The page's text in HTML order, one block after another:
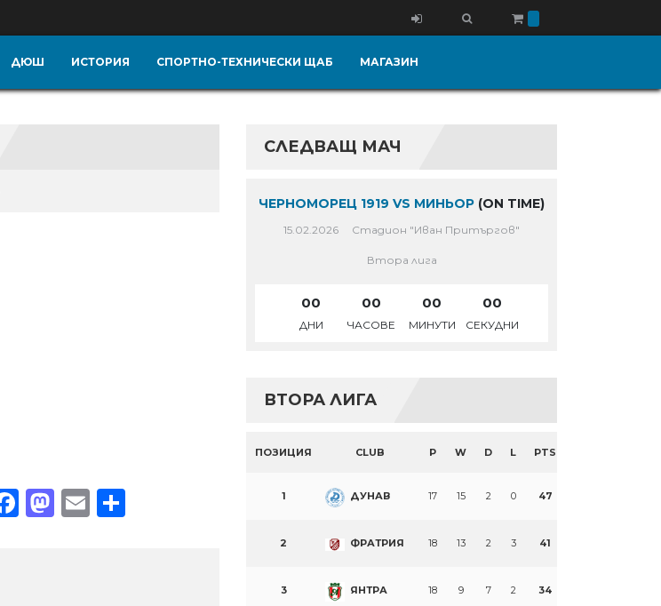
ДЮШ ИСТОРИЯ СПОРТНО-ТЕХНИЧЕСКИ ЩАБ МАГАЗИН
Facebook
Mastodon
EmailShare
СЛЕДВАЩ МАЧ
ЧЕРНОМОРЕЦ 1919 VS МИНЬОР (ON TIME)
15.02.2026 Стадион "Иван Притъргов"
Втора лига
00
ДНИ
00
ЧАСОВЕ
00
МИНУТИ
00
СЕКУДНИ
ВТОРА ЛИГА
ПОЗИЦИЯ CLUB P W D L PTS
1 ДУНАВ 17 15 2 0 47
2 ФРАТРИЯ 18 13 2 3 41
3 ЯНТРА 18 9 7 2 34